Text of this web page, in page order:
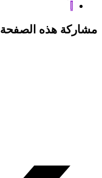
مشاركة هذه الصفحة